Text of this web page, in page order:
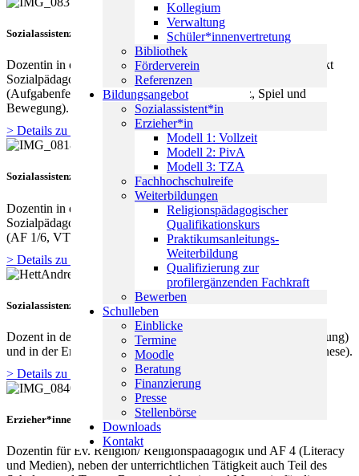
Kollegium
Verwaltung
Schüler*innenvertretung
Bibliothek
Förderverein
Referenzen
Bildungsangebot
Sozialassistent*in
Erzieher*in
Modell 1: Vollzeit
Modell 2: PivA
Modell 3: TZA
Fachhochschulreife
Weiterbildungen
Religionspädagogischer
Qualifikationskurs
Praktikumsanleitungs-
Weiterbildung
Qualifizierung zur
profilergänzenden Fachkraft
Bewerben
Schulleben
Einblicke
Termine
Moodle
Beratung
Finanzierung
Presse
Stellenbörse
Downloads
Kontakt
Sozialassistenz, Erzieher*innen
Dozentin in der Sozialassistent*innen-Ausbildung (Schwerpunkt
Sozialpädagogik) und in der Erzieher*innenausbildung
(Aufgabenfeld 4 – Schwerpunkt Gestalten, Tanz, Spiel und
Bewegung).
> Details zu Lehre & Werdegang
Sozialassistenz, Erzieher*innen
Dozentin in der Sozialassistent*innen- Ausbildung (Sozialpflege,
Sozialpädagogik, PoWi) und in der Erzieher*innen – Ausbildung
(AF 1/6, VTB U3 und Salutogenese).
> Details zu Lehre & Werdegang
Sozialassistenz, Erzieher*innen
Dozent in der Sozialassistent*innen-Ausbildung (Medienerziehung)
und in der Erzieher*innenausbildung (AF4 und VTB Salutogenese).
> Details zu Lehre & Werdegang
Erzieher*innen
Dozentin für Ev. Religion/ Religionspädagogik und AF 4 (Literacy
und Medien), neben der unterrichtlichen Tätigkeit auch Teil des